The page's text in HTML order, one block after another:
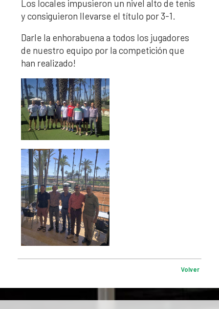
Los locales impusieron un nivel alto de tenis
y consiguieron llevarse el título por 3-1.
Darle la enhorabuena a todos los jugadores
de nuestro equipo por la competición que
han realizado!
Volver